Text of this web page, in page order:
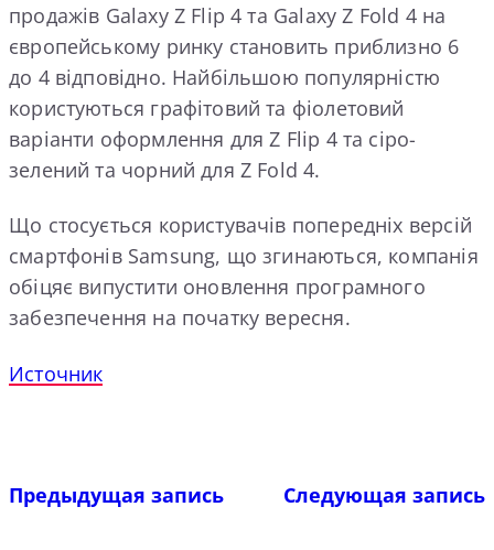
продажів Galaxy Z Flip 4 та Galaxy Z Fold 4 на
європейському ринку становить приблизно 6
до 4 відповідно. Найбільшою популярністю
користуються графітовий та фіолетовий
варіанти оформлення для Z Flip 4 та сіро-
зелений та чорний для Z Fold 4.
Що стосується користувачів попередніх версій
смартфонів Samsung, що згинаються, компанія
обіцяє випустити оновлення програмного
забезпечення на початку вересня.
Источник
Предыдущая запись Следующая запись